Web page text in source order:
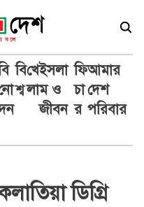
বি
শ্ব
খে
লা
ইসলা
ম ও
জীবন
ফি
চা
র
আমার
দেশ
পরিবার
ডিগ্রি